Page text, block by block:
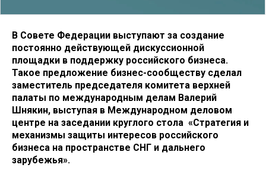
В Совете Федерации выступают за создание
постоянно действующей дискуссионной
площадки в поддержку российского бизнеса.
Такое предложение бизнес-сообществу сделал
заместитель председателя комитета верхней
палаты по международным делам Валерий
Шнякин, выступая в Международном деловом
центре на заседании круглого стола «Стратегия и
механизмы защиты интересов российского
бизнеса на пространстве СНГ и дальнего
зарубежья».